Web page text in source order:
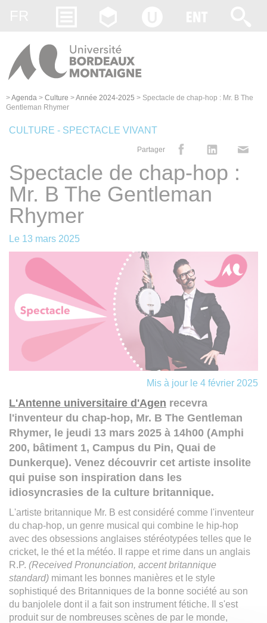
>Agenda > Culture >Année 2024-2025 > Spectacle de chap-hop : Mr. B The
Gentleman Rhymer
CULTURE - SPECTACLE VIVANT
Partager
Spectacle de chap-hop :
Mr. B The Gentleman
Rhymer
Le 13 mars 2025
Mis à jour le 4 février 2025
L'Antenne universitaire d'Agen recevra
l'inventeur du chap-hop, Mr. B The Gentleman
Rhymer, le jeudi 13 mars 2025 à 14h00 (Amphi
200, bâtiment 1, Campus du Pin, Quai de
Dunkerque). Venez découvrir cet artiste insolite
qui puise son inspiration dans les
idiosyncrasies de la culture britannique.
L'artiste britannique Mr. B est considéré comme l'inventeur
du chap-hop, un genre musical qui combine le hip-hop
avec des obsessions anglaises stéréotypées telles que le
cricket, le thé et la météo. Il rappe et rime dans un anglais
R.P. (Received Pronunciation, accent britannique
standard) mimant les bonnes manières et le style
sophistiqué des Britanniques de la bonne société au son
du banjolele dont il a fait son instrument fétiche. Il s'est
produit sur de nombreuses scènes de par le monde,